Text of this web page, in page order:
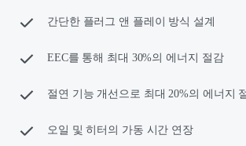
간단한 플러그 앤 플레이 방식 설계
EEC를 통해 최대 30%의 에너지 절감
절연 기능 개선으로 최대 20%의 에너지
오일 및 히터의 가동 시간 연장